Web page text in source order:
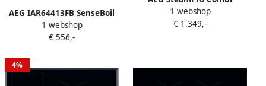
AEG IAR64413FB SenseBoil
Hob2Hood 60 cm inductie
kookplaat
1 webshop
€ 556,-
hetelucht- en stoomoven
(inbouw) KSE998290M
1 webshop
€ 1.349,-
4%